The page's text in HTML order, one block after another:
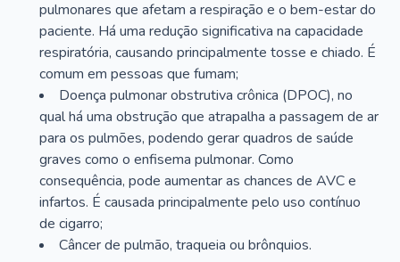
pulmonares que afetam a respiração e o bem-estar do
paciente. Há uma redução significativa na capacidade
respiratória, causando principalmente tosse e chiado. É
comum em pessoas que fumam;
Doença pulmonar obstrutiva crônica (DPOC), no
qual há uma obstrução que atrapalha a passagem de ar
para os pulmões, podendo gerar quadros de saúde
graves como o enfisema pulmonar. Como
consequência, pode aumentar as chances de AVC e
infartos. É causada principalmente pelo uso contínuo
de cigarro;
Câncer de pulmão, traqueia ou brônquios.